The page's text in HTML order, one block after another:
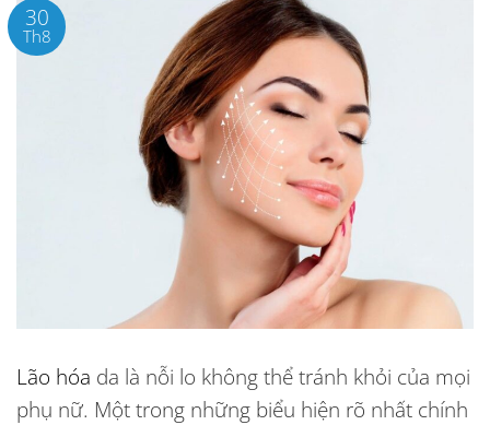
30
Th8
Lão hóa da là nỗi lo không thể tránh khỏi của mọi
phụ nữ. Một trong những biểu hiện rõ nhất chính